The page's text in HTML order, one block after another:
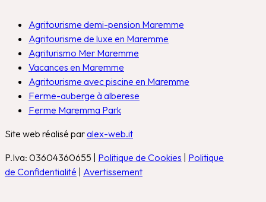
Agritourisme demi-pension Maremme
Agritourisme de luxe en Maremme
Agriturismo Mer Maremme
Vacances en Maremme
Agritourisme avec piscine en Maremme
Ferme-auberge à alberese
Ferme Maremma Park
Site web réalisé paralex-web.it
P.Iva: 03604360655 | Politique de Cookies
Politique
de Confidentialité
Avertissement